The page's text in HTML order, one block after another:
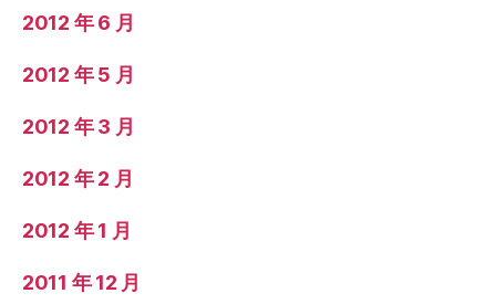
2012 年 6 月
2012 年 5 月
2012 年 3 月
2012 年 2 月
2012 年 1 月
2011 年 12 月